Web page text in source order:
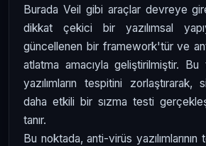
Burada Veil gibi araçlar devreye
dikkat çekici bir yazılımsal
güncellenen bir framework'tür ve
atlatma amacıyla geliştirilmiştir. Bu
yazılımların tespitini zorlaştırarak,
daha etkili bir sızma testi
tanır.
Bu noktada, anti-virüs